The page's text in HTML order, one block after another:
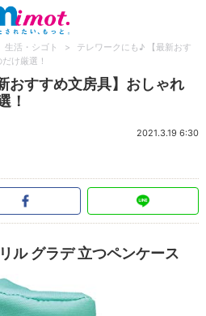
生活・シゴト >
テレワークにも♪ 【最新おす
け厳選！
おすすめ文房具】おしゃれ
！
2021.3.19 6:30
ル グラデ 立つペンケース